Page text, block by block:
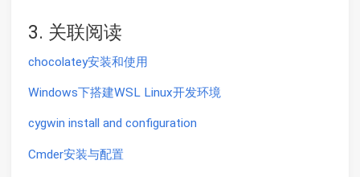
3. 关联阅读
chocolatey安装和使用
Windows下搭建WSL Linux开发环境
cygwin install and configuration
Cmder安装与配置